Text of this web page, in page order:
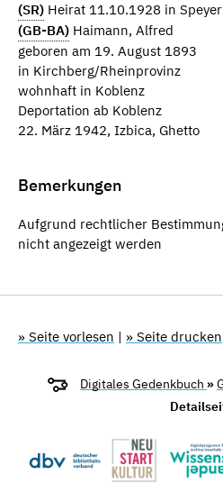
(SR) Heirat 11.10.1928 in Speyer
(GB-BA) Haimann, Alfred
geboren am 19. August 1893
in Kirchberg/Rheinprovinz
wohnhaft in Koblenz
Deportation ab Koblenz
22. März 1942, Izbica, Ghetto
Bemerkungen
Aufgrund rechtlicher
nicht angezeigt werden
» Seite vorlesen | » Seite drucken
Digitales Gedenkbuch »